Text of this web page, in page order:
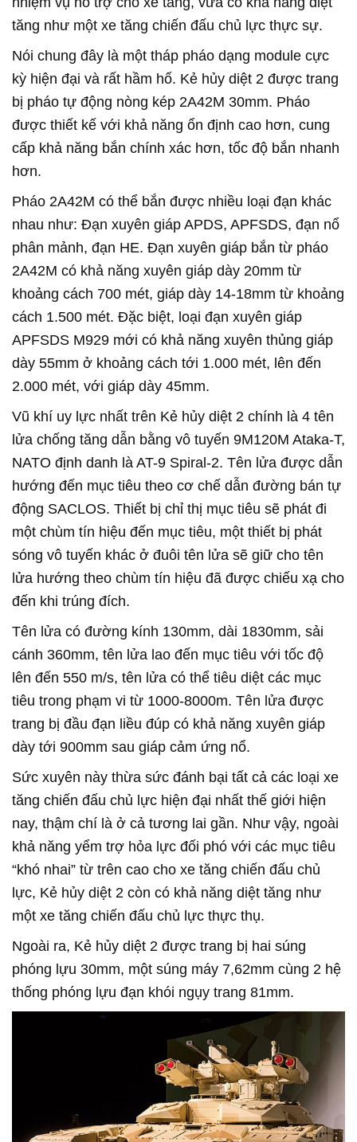
tăng như một xe tăng chiến đấu chủ lực thực sự.
Nói chung đây là một tháp pháo dạng module cực
kỳ hiện đại và rất hầm hố. Kẻ hủy diệt 2 được trang
bị pháo tự động nòng kép 2A42M 30mm. Pháo
được thiết kế với khả năng ổn định cao hơn, cung
cấp khả năng bắn chính xác hơn, tốc độ bắn nhanh
hơn.
Pháo 2A42M có thể bắn được nhiều loại đạn khác
nhau như: Đạn xuyên giáp APDS, APFSDS, đạn nổ
phân mảnh, đạn HE. Đạn xuyên giáp bắn từ pháo
2A42M có khả năng xuyên giáp dày 20mm từ
khoảng cách 700 mét, giáp dày 14-18mm từ khoảng
cách 1.500 mét. Đặc biệt, loại đạn xuyên giáp
APFSDS M929 mới có khả năng xuyên thủng giáp
dày 55mm ở khoảng cách tới 1.000 mét, lên đến
2.000 mét, với giáp dày 45mm.
Vũ khí uy lực nhất trên Kẻ hủy diệt 2 chính là 4 tên
lửa chống tăng dẫn bằng vô tuyến 9M120M Ataka-T,
NATO định danh là AT-9 Spiral-2. Tên lửa được dẫn
hướng đến mục tiêu theo cơ chế dẫn đường bán tự
động SACLOS. Thiết bị chỉ thị mục tiêu sẽ phát đi
một chùm tín hiệu đến mục tiêu, một thiết bị phát
sóng vô tuyến khác ở đuôi tên lửa sẽ giữ cho tên
lửa hướng theo chùm tín hiệu đã được chiếu xạ cho
đến khi trúng đích.
Tên lửa có đường kính 130mm, dài 1830mm, sải
cánh 360mm, tên lửa lao đến mục tiêu với tốc độ
lên đến 550 m/s, tên lửa có thể tiêu diệt các mục
tiêu trong phạm vi từ 1000-8000m. Tên lửa được
trang bị đầu đạn liều đúp có khả năng xuyên giáp
dày tới 900mm sau giáp cảm ứng nổ.
Sức xuyên này thừa sức đánh bại tất cả các loại xe
tăng chiến đấu chủ lực hiện đại nhất thế giới hiện
nay, thậm chí là ở cả tương lai gần. Như vậy, ngoài
khả năng yểm trợ hỏa lực đối phó với các mục tiêu
“khó nhai” từ trên cao cho xe tăng chiến đấu chủ
lực, Kẻ hủy diệt 2 còn có khả năng diệt tăng như
một xe tăng chiến đấu chủ lực thực thụ.
Ngoài ra, Kẻ hủy diệt 2 được trang bị hai súng
phóng lựu 30mm, một súng máy 7,62mm cùng 2 hệ
thống phóng lựu đạn khói ngụy trang 81mm.